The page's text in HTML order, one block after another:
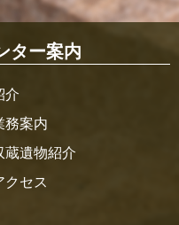
ター案内
介
務案内
蔵遺物紹介
クセス